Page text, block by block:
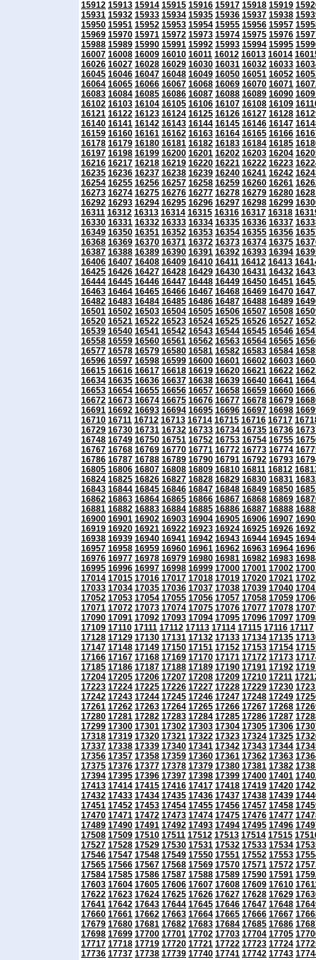
15912 15913 15914 15915 15916 15917 15918 15919
15931 15932 15933 15934 15935 15936 15937 15938
15950 15951 15952 15953 15954 15955 15956 15957
15969 15970 15971 15972 15973 15974 15975 15976
15988 15989 15990 15991 15992 15993 15994 15995
16007 16008 16009 16010 16011 16012 16013 16014
16026 16027 16028 16029 16030 16031 16032 16033
16045 16046 16047 16048 16049 16050 16051 16052
16064 16065 16066 16067 16068 16069 16070 16071
16083 16084 16085 16086 16087 16088 16089 16090
16102 16103 16104 16105 16106 16107 16108 16109
16121 16122 16123 16124 16125 16126 16127 16128
16140 16141 16142 16143 16144 16145 16146 16147
16159 16160 16161 16162 16163 16164 16165 16166
16178 16179 16180 16181 16182 16183 16184 16185
16197 16198 16199 16200 16201 16202 16203 16204
16216 16217 16218 16219 16220 16221 16222 16223
16235 16236 16237 16238 16239 16240 16241 16242
16254 16255 16256 16257 16258 16259 16260 16261
16273 16274 16275 16276 16277 16278 16279 16280
16292 16293 16294 16295 16296 16297 16298 16299
16311 16312 16313 16314 16315 16316 16317 16318
16330 16331 16332 16333 16334 16335 16336 16337
16349 16350 16351 16352 16353 16354 16355 16356
16368 16369 16370 16371 16372 16373 16374 16375
16387 16388 16389 16390 16391 16392 16393 16394
16406 16407 16408 16409 16410 16411 16412 16413
16425 16426 16427 16428 16429 16430 16431 16432
16444 16445 16446 16447 16448 16449 16450 16451
16463 16464 16465 16466 16467 16468 16469 16470
16482 16483 16484 16485 16486 16487 16488 16489
16501 16502 16503 16504 16505 16506 16507 16508
16520 16521 16522 16523 16524 16525 16526 16527
16539 16540 16541 16542 16543 16544 16545 16546
16558 16559 16560 16561 16562 16563 16564 16565
16577 16578 16579 16580 16581 16582 16583 16584
16596 16597 16598 16599 16600 16601 16602 16603
16615 16616 16617 16618 16619 16620 16621 16622
16634 16635 16636 16637 16638 16639 16640 16641
16653 16654 16655 16656 16657 16658 16659 16660
16672 16673 16674 16675 16676 16677 16678 16679
16691 16692 16693 16694 16695 16696 16697 16698
16710 16711 16712 16713 16714 16715 16716 16717
16729 16730 16731 16732 16733 16734 16735 16736
16748 16749 16750 16751 16752 16753 16754 16755
16767 16768 16769 16770 16771 16772 16773 16774
16786 16787 16788 16789 16790 16791 16792 16793
16805 16806 16807 16808 16809 16810 16811 16812
16824 16825 16826 16827 16828 16829 16830 16831
16843 16844 16845 16846 16847 16848 16849 16850
16862 16863 16864 16865 16866 16867 16868 16869
16881 16882 16883 16884 16885 16886 16887 16888
16900 16901 16902 16903 16904 16905 16906 16907
16919 16920 16921 16922 16923 16924 16925 16926
16938 16939 16940 16941 16942 16943 16944 16945
16957 16958 16959 16960 16961 16962 16963 16964
16976 16977 16978 16979 16980 16981 16982 16983
16995 16996 16997 16998 16999 17000 17001 17002
17014 17015 17016 17017 17018 17019 17020 17021
17033 17034 17035 17036 17037 17038 17039 17040
17052 17053 17054 17055 17056 17057 17058 17059
17071 17072 17073 17074 17075 17076 17077 17078
17090 17091 17092 17093 17094 17095 17096 17097
17109 17110 17111 17112 17113 17114 17115 17116 17117
17128 17129 17130 17131 17132 17133 17134 17135
17147 17148 17149 17150 17151 17152 17153 17154
17166 17167 17168 17169 17170 17171 17172 17173
17185 17186 17187 17188 17189 17190 17191 17192
17204 17205 17206 17207 17208 17209 17210 17211
17223 17224 17225 17226 17227 17228 17229 17230
17242 17243 17244 17245 17246 17247 17248 17249
17261 17262 17263 17264 17265 17266 17267 17268
17280 17281 17282 17283 17284 17285 17286 17287
17299 17300 17301 17302 17303 17304 17305 17306
17318 17319 17320 17321 17322 17323 17324 17325
17337 17338 17339 17340 17341 17342 17343 17344
17356 17357 17358 17359 17360 17361 17362 17363
17375 17376 17377 17378 17379 17380 17381 17382
17394 17395 17396 17397 17398 17399 17400 17401
17413 17414 17415 17416 17417 17418 17419 17420
17432 17433 17434 17435 17436 17437 17438 17439
17451 17452 17453 17454 17455 17456 17457 17458
17470 17471 17472 17473 17474 17475 17476 17477
17489 17490 17491 17492 17493 17494 17495 17496
17508 17509 17510 17511 17512 17513 17514 17515
17527 17528 17529 17530 17531 17532 17533 17534
17546 17547 17548 17549 17550 17551 17552 17553
17565 17566 17567 17568 17569 17570 17571 17572
17584 17585 17586 17587 17588 17589 17590 17591
17603 17604 17605 17606 17607 17608 17609 17610
17622 17623 17624 17625 17626 17627 17628 17629
17641 17642 17643 17644 17645 17646 17647 17648
17660 17661 17662 17663 17664 17665 17666 17667
17679 17680 17681 17682 17683 17684 17685 17686
17698 17699 17700 17701 17702 17703 17704 17705
17717 17718 17719 17720 17721 17722 17723 17724
17736 17737 17738 17739 17740 17741 17742 17743